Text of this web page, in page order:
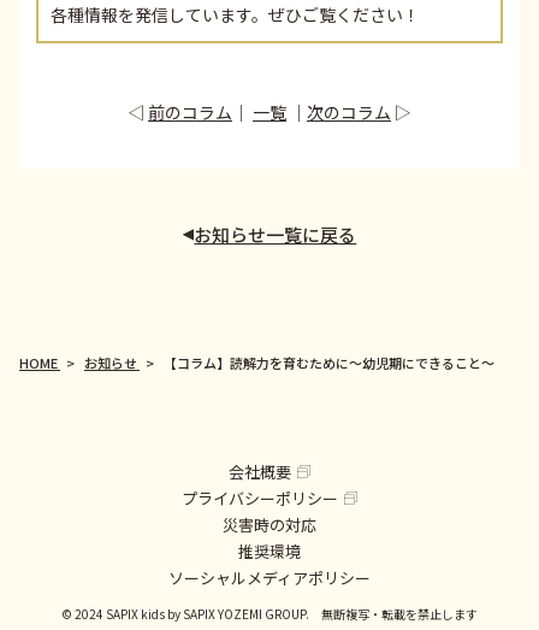
各種情報を発信しています。ぜひご覧ください！
◁ 前のコラム ｜ 一覧 ｜ 次のコラム ▷
お知らせ一覧に戻る
HOME お知らせ 【コラム】読解力を育むために～幼児期にできること～
会社概要
プライバシーポリシー
災害時の対応
推奨環境
ソーシャルメディアポリシー
© 2024 SAPIX kids by SAPIX YOZEMI GROUP. 無断複写・転載を禁止します